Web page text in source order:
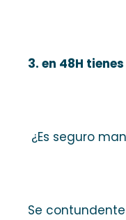
3. en 48H
¿Es seguro
Se